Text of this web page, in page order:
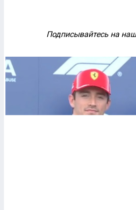
Подписывайтесь на